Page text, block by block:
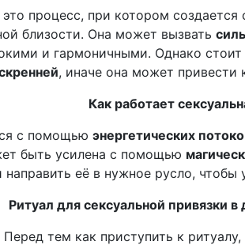
процесс, при котором
близости. Она может вызвать
и гармоничными. Однако
, иначе она может привести
Как работает
с помощью энергетических
быть усилена с помощью
направить её в нужное русло,
Ритуал для сексуальной привязки
Перед тем как приступить к